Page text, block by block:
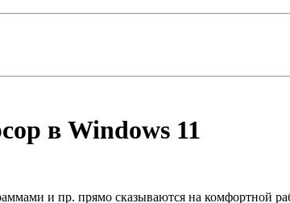
в Windows 11
и пр. прямо сказываются на комфортной